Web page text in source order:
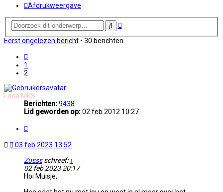
Afdrukweergave
ZoekUitgebreid
Eerst ongelezen bericht • 30 berichten
1
2
Luna MKS
Berichten:9438
Lid geworden op:02 feb 2012 10:27
Ongelezen
03 feb 2023 13:52
Zusssschreef: ↑
02 feb 2023 20:17
Hoi Muisje,